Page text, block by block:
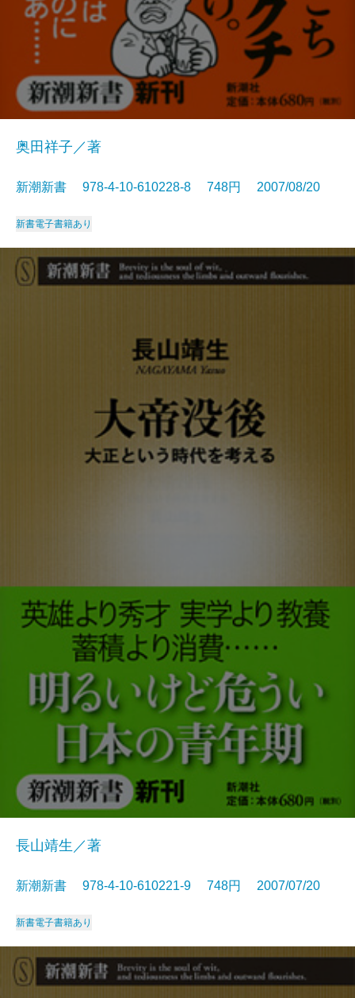
奥田祥子／著
新潮新書 978-4-10-610228-8 748円 2007/08/20
新書電子書籍あり
長山靖生／著
新潮新書 978-4-10-610221-9 748円 2007/07/20
新書電子書籍あり